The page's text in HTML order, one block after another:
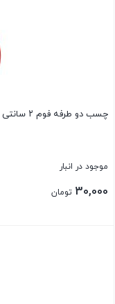
چسب دو طرفه فوم ۲ سانتی نانو
موجود در انبار
30,000 تومان